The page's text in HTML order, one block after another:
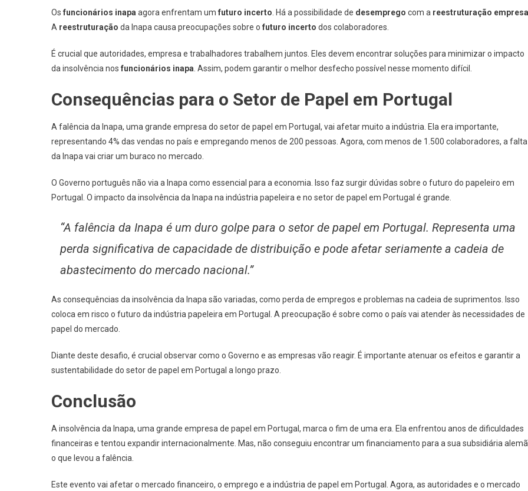
Os funcionários inapa agora enfrentam um futuro incerto . Há a possibilidade de desemprego com a reestruturação empresa
A reestruturação da Inapa causa preocupações sobre o futuro incerto dos colaboradores.
É crucial que autoridades, empresa e trabalhadores trabalhem juntos. Eles devem encontrar soluções para minimizar o impacto
da insolvência nos funcionários inapa . Assim, podem garantir o melhor desfecho possível nesse momento difícil.
Consequências para o Setor de Papel em Portugal
A falência da Inapa, uma grande empresa do setor de papel em Portugal, vai afetar muito a indústria. Ela era importante,
representando 4% das vendas no país e empregando menos de 200 pessoas. Agora, com menos de 1.500 colaboradores, a falta
da Inapa vai criar um buraco no mercado.
O Governo português não via a Inapa como essencial para a economia. Isso faz surgir dúvidas sobre o futuro do papeleiro em
Portugal. O impacto da insolvência da Inapa na indústria papeleira e no setor de papel em Portugal é grande.
“A falência da Inapa é um duro golpe para o setor de papel em Portugal. Representa uma
perda significativa de capacidade de distribuição e pode afetar seriamente a cadeia de
abastecimento do mercado nacional.”
As consequências da insolvência da Inapa são variadas, como perda de empregos e problemas na cadeia de suprimentos. Isso
coloca em risco o futuro da indústria papeleira em Portugal. A preocupação é sobre como o país vai atender às necessidades de
papel do mercado.
Diante deste desafio, é crucial observar como o Governo e as empresas vão reagir. É importante atenuar os efeitos e garantir a
sustentabilidade do setor de papel em Portugal a longo prazo.
Conclusão
A insolvência da Inapa, uma grande empresa de papel em Portugal, marca o fim de uma era. Ela enfrentou anos de dificuldades
financeiras e tentou expandir internacionalmente. Mas, não conseguiu encontrar um financiamento para a sua subsidiária
o que levou a falência.
Este evento vai afetar o mercado financeiro, o emprego e a indústria de papel em Portugal. Agora, as autoridades e o mercado